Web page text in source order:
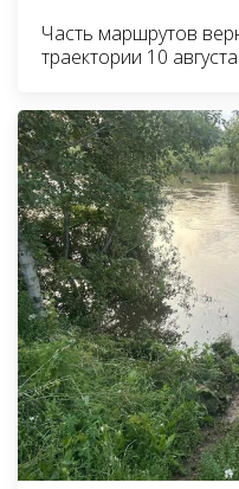
Часть маршрутов
траектории 10 августа